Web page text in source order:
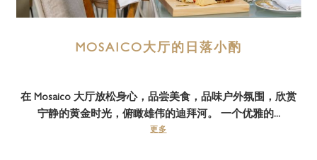
MOSAICO大厅的日落小酌
在 Mosaico 大厅放松身心，品尝美食，品味户外氛围，欣赏
宁静的黄金时光，俯瞰雄伟的迪拜河。 一个优雅的...
更多